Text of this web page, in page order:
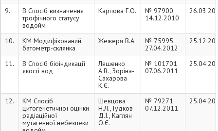
9.
В Спосіб визначення
трофічного статусу
водойм
Карпова Г.О.
№ 97900
14.12.2010
10.
КМ Модифікований
батометр-склянка
Жежеря В.А.
№ 75995
27.04.2012
11.
В Спосіб біоіндикації
якості вод
Ляшенко
А.В., Зоріна-
Сахарова
К.Є.
№ 101701
07.06.2011
12.
КМ Спосіб
цитогенетичної оцінки
радіаційної
мутагенної небезпеки
Шевцова
Н.Л., Гудков
Д.І., Каглян
О.Є.
№ 79271
07.12.2011